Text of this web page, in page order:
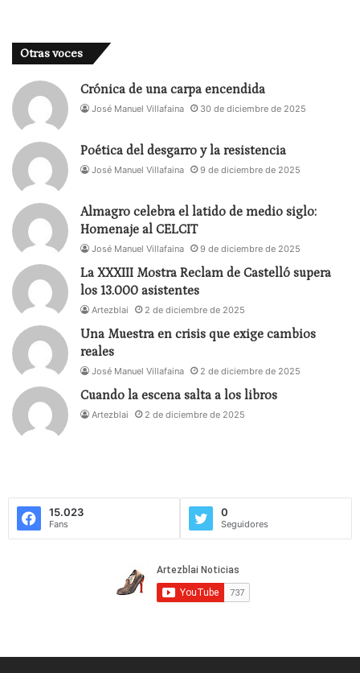
Otras voces
Crónica de una carpa encendida
José Manuel Villafaina 30 de diciembre de 2025
Poética del desgarro y la resistencia
José Manuel Villafaina 9 de diciembre de 2025
Almagro celebra el latido de medio siglo:
Homenaje al CELCIT
José Manuel Villafaina 9 de diciembre de 2025
La XXXIII Mostra Reclam de Castelló supera
los 13.000 asistentes
Artezblai 2 de diciembre de 2025
Una Muestra en crisis que exige cambios
reales
José Manuel Villafaina 2 de diciembre de 2025
Cuando la escena salta a los libros
Artezblai 2 de diciembre de 2025
15.023
Fans
0
Seguidores